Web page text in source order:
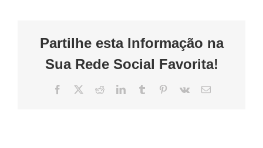
Partilhe esta Informação na
Sua Rede Social Favorita!
Facebook RedditLinkedInTumblr Pinterest
Vk
Email